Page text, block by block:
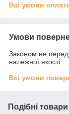
Всі умови
Умови
Законом не
належної якості
Всі умови
Подібні